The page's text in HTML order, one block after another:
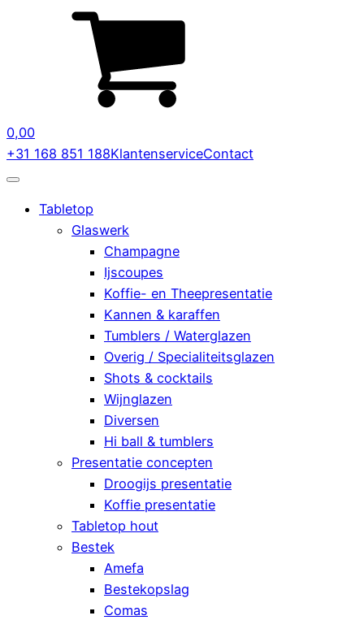
0,00
+31 168 851 188KlantenserviceContact
Tabletop
Glaswerk
Champagne
Ijscoupes
Koffie- en Theepresentatie
Kannen & karaffen
Tumblers / Waterglazen
Overig / Specialiteitsglazen
Shots & cocktails
Wijnglazen
Diversen
Hi ball & tumblers
Presentatie concepten
Droogijs presentatie
Koffie presentatie
Tabletop hout
Bestek
Amefa
Bestekopslag
Comas